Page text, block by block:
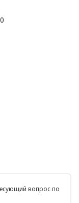
вопрос по